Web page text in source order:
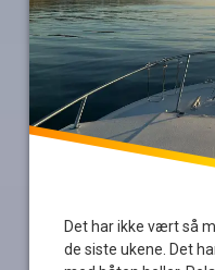
Det har ikke vært så
de siste ukene. Det